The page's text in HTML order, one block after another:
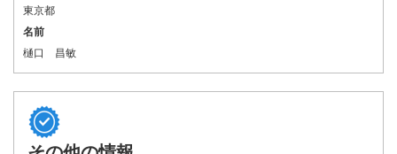
東京都
名前
樋口 昌敏